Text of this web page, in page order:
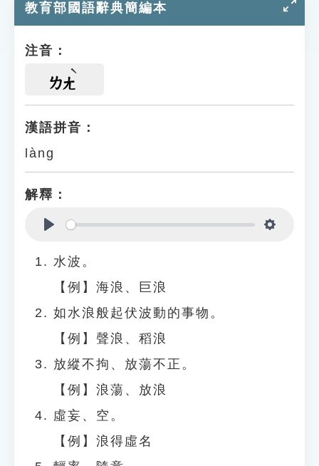
教育部國語辭典簡編本
注音：
ㄌㄤ
漢語拼音：
làng
解釋：
水波。
【例】海浪、巨浪
如水浪般起伏波動的事物。
【例】聲浪、稻浪
放縱不拘、放蕩不正。
【例】浪蕩、放浪
虛妄、空。
【例】浪得虛名